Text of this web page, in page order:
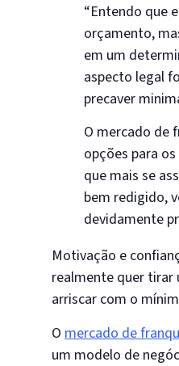
“Entendo que
orçamento,
em um
aspecto legal
precaver
O mercado de
opções para
que mais se
bem redigido,
devidamente
Motivação e
realmente quer tirar
arriscar com o
O mercado de
um modelo de